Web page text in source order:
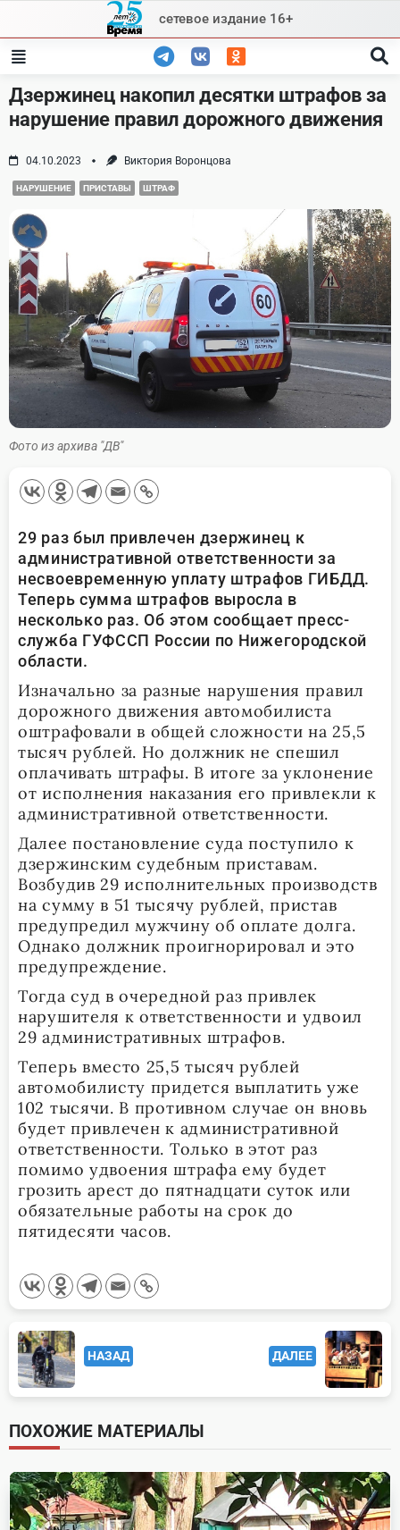
content
сетевое издание 16+
Дзержинец накопил десятки штрафов за
нарушение правил дорожного движения
04.10.2023 Виктория Воронцова
НАРУШЕНИЕ ПРИСТАВЫ ШТРАФ
Фото из архива "ДВ"
29 раз был привлечен дзержинец к
административной ответственности за
несвоевременную уплату штрафов ГИБДД.
Теперь сумма штрафов выросла в
несколько раз. Об этом сообщает пресс-
служба ГУФССП России по Нижегородской
области.
Изначально за разные нарушения правил
дорожного движения автомобилиста
оштрафовали в общей сложности на 25,5
тысяч рублей. Но должник не спешил
оплачивать штрафы. В итоге за уклонение
от исполнения наказания его привлекли к
административной ответственности.
Далее постановление суда поступило к
дзержинским судебным приставам.
Возбудив 29 исполнительных производств
на сумму в 51 тысячу рублей, пристав
предупредил мужчину об оплате долга.
Однако должник проигнорировал и это
предупреждение.
Тогда суд в очередной раз привлек
нарушителя к ответственности и удвоил
29 административных штрафов.
Теперь вместо 25,5 тысяч рублей
автомобилисту придется выплатить уже
102 тысячи. В противном случае он вновь
будет привлечен к административной
ответственности. Только в этот раз
помимо удвоения штрафа ему будет
грозить арест до пятнадцати суток или
обязательные работы на срок до
пятидесяти часов.
<span
class="nav-
subtitle
screen-
reader-
text">Page</span>
НАЗАД ДАЛЕЕ
ПОХОЖИЕ МАТЕРИАЛЫ